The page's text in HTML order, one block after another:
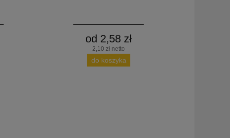
od 2,58 zł
2,10 zł netto
do koszyka